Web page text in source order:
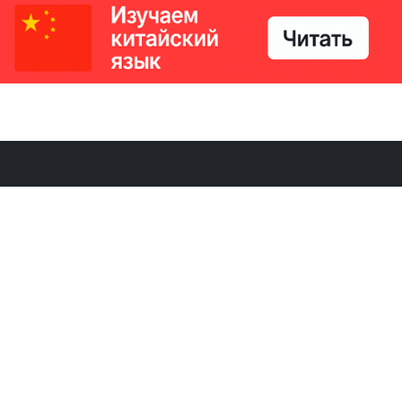
КОНТАКТЫ